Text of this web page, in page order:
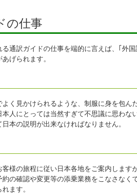
の仕事
る通訳ガイドの仕事を端的に言えば、｢
げられます。
く見かけられるような、制服に身を包
人にとっては当然すぎて不思議に思わ
本の説明が出来なければなりません。
様の旅程に従い日本各地をご案内します
の確認や変更等の添乗業務をこなさな
ます。